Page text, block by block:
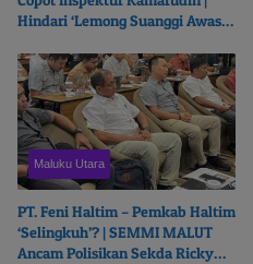
Hindari ‘Lemong Suanggi Awasi
Maluku Utara
PT. Feni Haltim – Pemkab Haltim
‘Selingkuh’? | SEMMI MALUT
Ancam Polisikan Sekda Ricky